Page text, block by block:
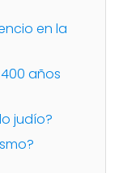
en la
años
judío?